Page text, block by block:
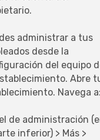
administrar a tus
desde la
del equipo
Abre
Navega a:
de administración
inferior) > Más >